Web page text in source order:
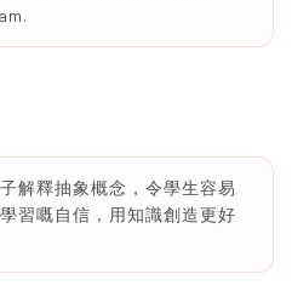
解釋抽象概念，令學生容易
習嘅自信，用知識創造更好